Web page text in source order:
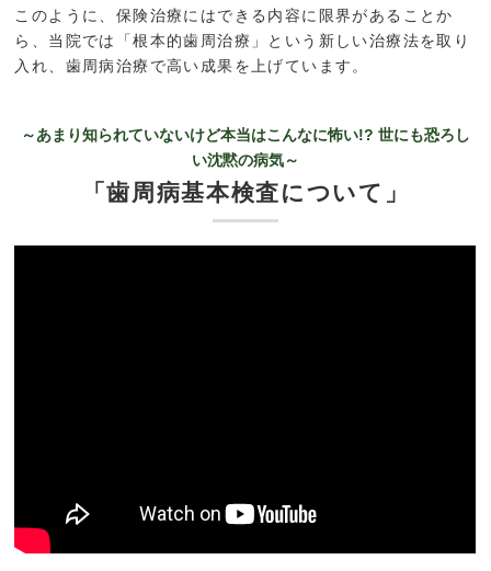
このように、保険治療にはできる内容に限界があることか
ら、当院では「根本的歯周治療」という新しい治療法を取り
入れ、歯周病治療で高い成果を上げています。
～あまり知られていないけど本当はこんなに怖い!? 世にも恐ろし
い沈黙の病気～
「歯周病基本検査について」